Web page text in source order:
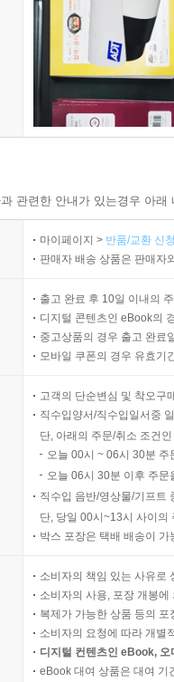
관련한 안내가 있는경우 아
마이페이지 > 반품/교환 신
판매자 배송 상품은 판매자
출고 완료 후 10일 이내의
디지털 콘텐츠인 eBook의
중고상품의 경우 출고 완료
모바일 쿠폰의 경우 유효기
고객의 단순변심 및 착오구
직수입양서/직수입일서중
단, 아래의 주문/취소 조건
오늘 00시 ~ 06시 30분
오늘 06시 30분 이후 주
직수입 음반/영상물/기프트
단, 당일 00시~13시 사이의
박스 포장은 택배 배송이
소비자의 책임 있는 사유로
소비자의 사용, 포장 개봉
복제가 가능한 상품 등의
소비자의 요청에 따라 개별
디지털 컨텐츠인 eBook,
eBook 대여 상품은 대여 기